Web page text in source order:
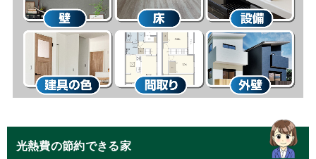
光熱費の節約できる家